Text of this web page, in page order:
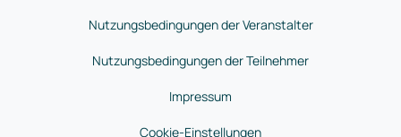
Nutzungsbedingungen der Veranstalter
Nutzungsbedingungen der Teilnehmer
Impressum
Cookie-Einstellungen